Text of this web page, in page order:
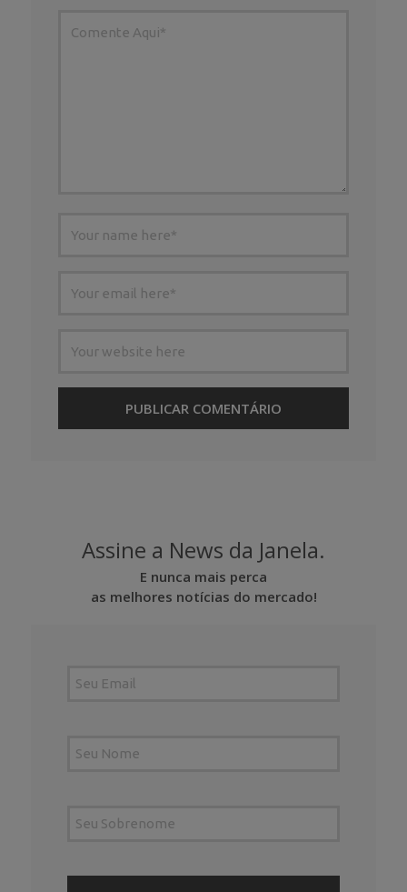
Assine a News da Janela.
E nunca mais perca
as melhores notícias do mercado!